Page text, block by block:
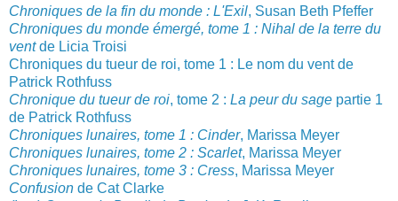
Chroniques de la fin du monde : L'Exil, Susan Beth Pfeffer
Chroniques du monde émergé, tome 1 : Nihal de la terre du
ventde Licia Troisi
Chroniques du tueur de roi, tome 1 : Le nom du vent de
Patrick Rothfuss
Chronique du tueur de roi, tome 2 : La peur du sage partie 1
de Patrick Rothfuss
Chroniques lunaires, tome 1 : Cinder, Marissa Meyer
Chroniques lunaires, tome 2 : Scarlet, Marissa Meyer
Chroniques lunaires, tome 3 : Cress, Marissa Meyer
Confusion de Cat Clarke